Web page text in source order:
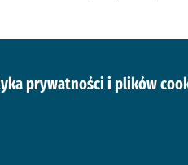
prywatności i plików